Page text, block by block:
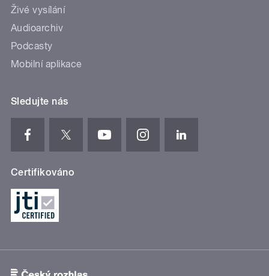
Živé vysílání
Audioarchiv
Podcasty
Mobilní aplikace
Sledujte nás
Certifikováno